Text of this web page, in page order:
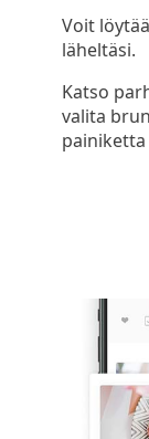
Voit
läheltäsi.
Katso
valita